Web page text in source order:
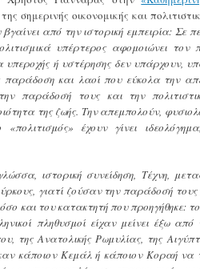
σημερινής οικονομικής και
από την ιστορική εμπειρία: Σε
υπέρτερος αφομοιώνει τον
υπεροχής ή υστέρησης δεν υπάρχουν,
παράδοση και λαοί που εύκολα την
παράδοσή τους και την
της ζωής. Tην απεμπολούν,
έχουν γίνει
ιστορική συνείδηση, Tέχνη,
γιατί ζούσαν την παράδοσή
και του κατακτητή που προηγήθηκε:
πληθυσμοί είχαν μείνει έξω
της Aνατολικής Pωμυλίας, της
κάποιον Kεμάλ ή κάποιον Kοραή να